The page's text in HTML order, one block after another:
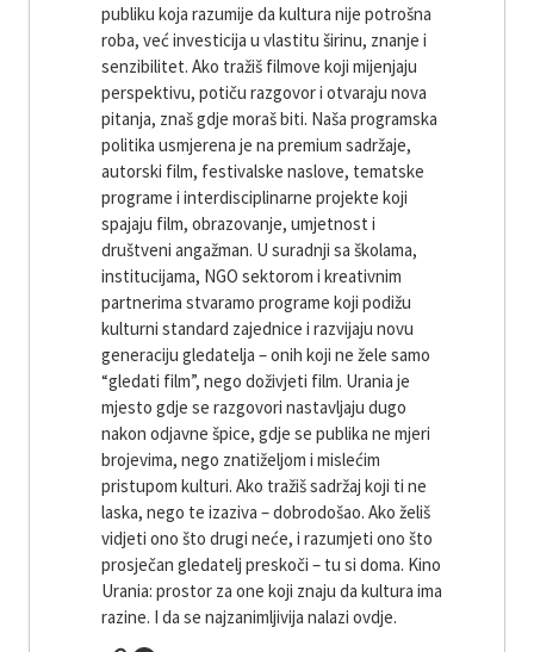
publiku koja razumije da kultura nije potrošna
roba, već investicija u vlastitu širinu, znanje i
senzibilitet. Ako tražiš filmove koji mijenjaju
perspektivu, potiču razgovor i otvaraju nova
pitanja, znaš gdje moraš biti. Naša programska
politika usmjerena je na premium sadržaje,
autorski film, festivalske naslove, tematske
programe i interdisciplinarne projekte koji
spajaju film, obrazovanje, umjetnost i
društveni angažman. U suradnji sa školama,
institucijama, NGO sektorom i kreativnim
partnerima stvaramo programe koji podižu
kulturni standard zajednice i razvijaju novu
generaciju gledatelja – onih koji ne žele samo
“gledati film”, nego doživjeti film. Urania je
mjesto gdje se razgovori nastavljaju dugo
nakon odjavne špice, gdje se publika ne mjeri
brojevima, nego znatiželjom i mislećim
pristupom kulturi. Ako tražiš sadržaj koji ti ne
laska, nego te izaziva – dobrodošao. Ako želiš
vidjeti ono što drugi neće, i razumjeti ono što
prosječan gledatelj preskoči – tu si doma. Kino
Urania: prostor za one koji znaju da kultura ima
razine. I da se najzanimljivija nalazi ovdje.